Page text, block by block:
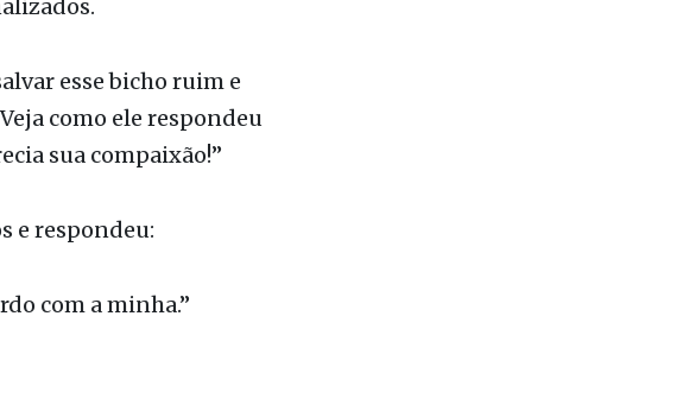
esse bicho ruim e
como ele respondeu
sua compaixão!”
e respondeu:
com a minha.”